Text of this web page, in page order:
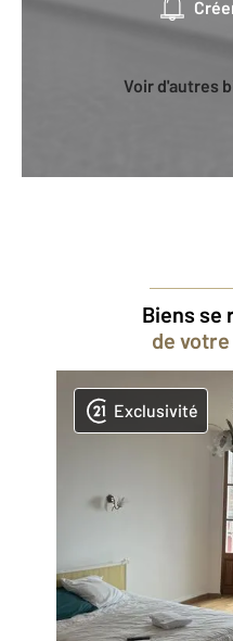
Voir d'autres
Biens se
de
Exclusivité